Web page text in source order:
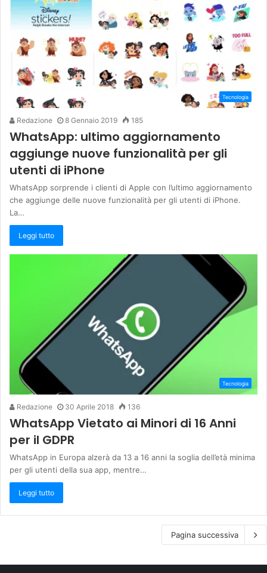
Tecnologia
Redazione 8 Gennaio 2019 185
WhatsApp: ultimo aggiornamento
aggiunge nuove funzionalità per gli
utenti di iPhone
WhatsApp sorprende i clienti di Apple con l’ultimo aggiornamento
che aggiunge delle nuove funzionalità per gli utenti di iPhone.
La…
Leggi tutto
Tecnologia
Redazione 30 Aprile 2018 136
WhatsApp Vietato ai Minori di 16 Anni
per il GDPR
WhatsApp in Europa alzerà da 13 a 16 anni la soglia dell’età minima
per gli utenti della sua app, mentre…
Leggi tutto
Pagina successiva